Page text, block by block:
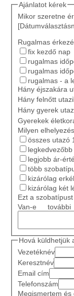
Ajánlatot kérek
Mikor szeretne
Rugalmas
fix kezdő nap
rugalmas
rugalmas
rugalmas - a
Hány éjszakára
Hány felnőtt
Hány gyerek
Gyerekek
Milyen
összes utazó
legjobb ár-
több
kizárólag
kizárólag két
Ezt a
Van-e
Hová küldhetjük
Vezetéknév
Keresztnév
Email cím
Telefonszám
Megismertem